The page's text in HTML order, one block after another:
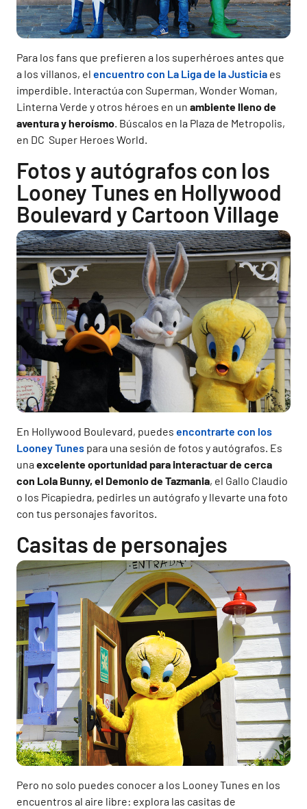
Para los fans que prefieren a los superhéroes antes que
a los villanos, el encuentro con La Liga de la Justicia es
imperdible. Interactúa con Superman, Wonder Woman,
Linterna Verde y otros héroes en un ambiente lleno de
aventura y heroísmo. Búscalos en la Plaza de Metropolis,
en DC Super Heroes World.
Fotos y autógrafos con los
Looney Tunes en Hollywood
Boulevard y Cartoon Village
En Hollywood Boulevard, puedes encontrarte con los
Looney Tunes para una sesión de fotos y autógrafos. Es
unaexcelente oportunidad para interactuar de cerca
con Lola Bunny, el Demonio de Tazmania, el Gallo Claudio
o los Picapiedra, pedirles un autógrafo y llevarte una foto
con tus personajes favoritos.
Casitas de personajes
Pero no solo puedes conocer a los Looney Tunes en los
encuentros al aire libre: explora las casitas de